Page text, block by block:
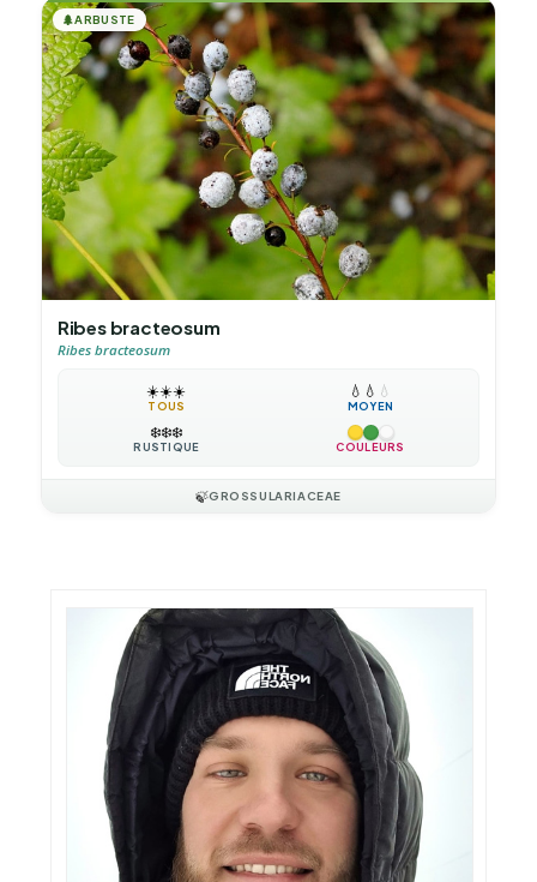
🌲ARBUSTE
Ribes bracteosum
Ribes bracteosum
☀️☀️☀️
TOUS
💧 💧 💧
MOYEN
❄️❄️❄️
RUSTIQUE COULEURS
🍃GROSSULARIACEAE